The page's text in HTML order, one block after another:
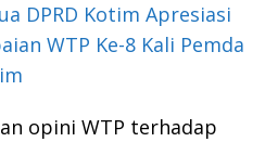
DPRD Kotim Apresiasi
WTP Ke-8 Kali Pemda
opini WTP terhadap